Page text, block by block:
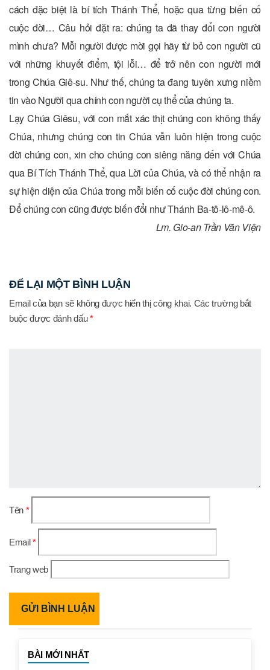
cách đặc biệt là bí tích Thánh Thể, hoặc qua từng biến cố
cuộc đời… Câu hỏi đặt ra: chúng ta đã thay đổi con người
mình chưa? Mỗi người được mời gọi hãy từ bỏ con người cũ
với những khuyết điểm, tội lỗi… để trở nên con người mới
trong Chúa Giê-su. Như thế, chúng ta đang tuyên xưng niềm
tin vào Người qua chính con người cụ thể của chúng ta.
Lạy Chúa Giêsu, với con mắt xác thịt chúng con không thấy
Chúa, nhưng chúng con tin Chúa vẫn luôn hiện trong cuộc
đời chúng con, xin cho chúng con siêng năng đến với Chúa
qua Bí Tích Thánh Thể, qua Lời của Chúa, và có thể nhận ra
sự hiện diện của Chúa trong mỗi biến cố cuộc đời chúng con.
Để chúng con cũng được biến đổi như Thánh Ba-tô-lô-mê-ô.
Lm. Gio-an Trần Văn Viện
ĐỂ LẠI MỘT BÌNH LUẬN
Email của bạn sẽ không được hiển thị công khai. Các trường bắt
buộc được đánh dấu*
Tên *
Email*
Trang web
BÀI MỚI NHẤT